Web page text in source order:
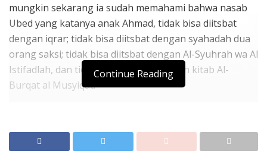
mungkin sekarang ia sudah memahami bahwa nasab
Ubed yang katanya anak Ahmad, tidak bisa diitsbat
dengan iqrar; tidak bisa diitsbat dengan syahadah dua
orang saksi; tidak bisa diitsbat dengan Al-Syuhrah wa Al
Istifadlah, dan tidak bisa diitsbat dengan kitab Al-
Burqat al Musyiqat.
ayahnya masih hidup; tidak bisa diitsbat dengan
Continue Reading